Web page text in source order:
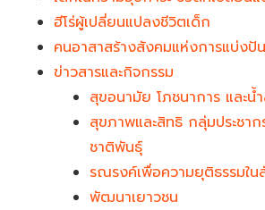
ฮีโร่ผู้เปลี่ยนแปลงชีวิตเด็ก
คนอาสาสร้างสังคมแห่งการแบ่งปัน
ข่าวสารและกิจกรรม
สุขอนามัย โภชนาการ และน้
สุขภาพและสิทธิ กลุ่มประชาก
ชาติพันธุ์
รณรงค์เพื่อความยุติธรรมใน
พัฒนาเยาวชน